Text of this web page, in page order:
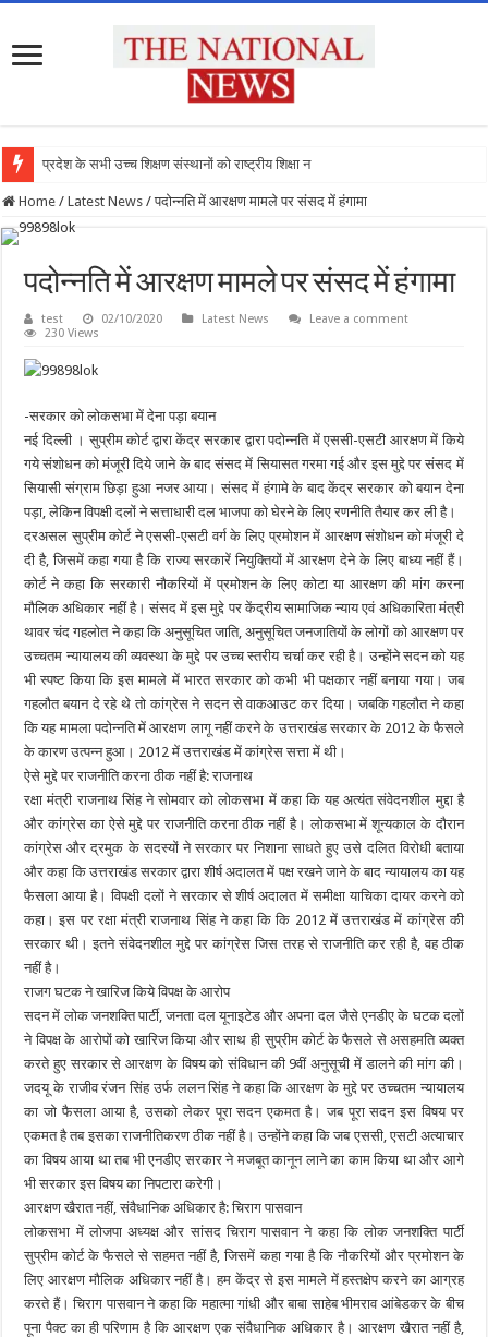
प्रदेश के सभी उच्च शिक्षण संस्थानों को राष्ट्रीय शिक्षा नीति के
Home / Latest News / पदोन्नति में आरक्षण मामले पर संसद में हंगामा
पदोन्नति में आरक्षण मामले पर संसद में हंगामा
test 02/10/2020 Latest News
Leave a comment
230 Views
-सरकार को लोकसभा में देना पड़ा बयान
नई दिल्ली । सुप्रीम कोर्ट द्वारा केंद्र सरकार द्वारा पदोन्नति में एससी-एसटी आरक्षण में किये
गये संशोधन को मंजूरी दिये जाने के बाद संसद में सियासत गरमा गई और इस मुद्दे पर संसद में
सियासी संग्राम छिड़ा हुआ नजर आया। संसद में हंगामे के बाद केंद्र सरकार को बयान देना
पड़ा, लेकिन विपक्षी दलों ने सत्ताधारी दल भाजपा को घेरने के लिए रणनीति तैयार कर ली है।
दरअसल सुप्रीम कोर्ट ने एससी-एसटी वर्ग के लिए प्रमोशन में आरक्षण संशोधन को मंजूरी दे
दी है, जिसमें कहा गया है कि राज्य सरकारें नियुक्तियों में आरक्षण देने के लिए बाध्य नहीं हैं।
कोर्ट ने कहा कि सरकारी नौकरियों में प्रमोशन के लिए कोटा या आरक्षण की मांग करना
मौलिक अधिकार नहीं है। संसद में इस मुद्दे पर केंद्रीय सामाजिक न्याय एवं अधिकारिता मंत्री
थावर चंद गहलोत ने कहा कि अनुसूचित जाति, अनुसूचित जनजातियों के लोगों को आरक्षण पर
उच्चतम न्यायालय की व्यवस्था के मुद्दे पर उच्च स्तरीय चर्चा कर रही है। उन्होंने सदन को यह
भी स्पष्ट किया कि इस मामले में भारत सरकार को कभी भी पक्षकार नहीं बनाया गया। जब
गहलौत बयान दे रहे थे तो कांग्रेस ने सदन से वाकआउट कर दिया। जबकि गहलौत ने कहा
कि यह मामला पदोन्नति में आरक्षण लागू नहीं करने के उत्तराखंड सरकार के 2012 के फैसले
के कारण उत्पन्न हुआ। 2012 में उत्तराखंड में कांग्रेस सत्ता में थी।
ऐसे मुद्दे पर राजनीति करना ठीक नहीं है: राजनाथ
रक्षा मंत्री राजनाथ सिंह ने सोमवार को लोकसभा में कहा कि यह अत्यंत संवेदनशील मुद्दा है
और कांग्रेस का ऐसे मुद्दे पर राजनीति करना ठीक नहीं है। लोकसभा में शून्यकाल के दौरान
कांग्रेस और द्रमुक के सदस्यों ने सरकार पर निशाना साधते हुए उसे दलित विरोधी बताया
और कहा कि उत्तराखंड सरकार द्वारा शीर्ष अदालत में पक्ष रखने जाने के बाद न्यायालय का यह
फैसला आया है। विपक्षी दलों ने सरकार से शीर्ष अदालत में समीक्षा याचिका दायर करने को
कहा। इस पर रक्षा मंत्री राजनाथ सिंह ने कहा कि कि 2012 में उत्तराखंड में कांग्रेस की
सरकार थी। इतने संवेदनशील मुद्दे पर कांग्रेस जिस तरह से राजनीति कर रही है, वह ठीक
नहीं है।
राजग घटक ने खारिज किये विपक्ष के आरोप
सदन में लोक जनशक्ति पार्टी, जनता दल यूनाइटेड और अपना दल जैसे एनडीए के घटक दलों
ने विपक्ष के आरोपों को खारिज किया और साथ ही सुप्रीम कोर्ट के फैसले से असहमति व्यक्त
करते हुए सरकार से आरक्षण के विषय को संविधान की 9वीं अनुसूची में डालने की मांग की।
जदयू के राजीव रंजन सिंह उर्फ ललन सिंह ने कहा कि आरक्षण के मुद्दे पर उच्चतम न्यायालय
का जो फैसला आया है, उसको लेकर पूरा सदन एकमत है। जब पूरा सदन इस विषय पर
एकमत है तब इसका राजनीतिकरण ठीक नहीं है। उन्होंने कहा कि जब एससी, एसटी अत्याचार
का विषय आया था तब भी एनडीए सरकार ने मजबूत कानून लाने का काम किया था और आगे
भी सरकार इस विषय का निपटारा करेगी।
आरक्षण खैरात नहीं, संवैधानिक अधिकार है: चिराग पासवान
लोकसभा में लोजपा अध्यक्ष और सांसद चिराग पासवान ने कहा कि लोक जनशक्ति पार्टी
सुप्रीम कोर्ट के फैसले से सहमत नहीं है, जिसमें कहा गया है कि नौकरियों और प्रमोशन के
लिए आरक्षण मौलिक अधिकार नहीं है। हम केंद्र से इस मामले में हस्तक्षेप करने का आग्रह
करते हैं। चिराग पासवान ने कहा कि महात्मा गांधी और बाबा साहेब भीमराव आंबेडकर के बीच
पूना पैक्ट का ही परिणाम है कि आरक्षण एक संवैधानिक अधिकार है। आरक्षण खैरात नहीं है,